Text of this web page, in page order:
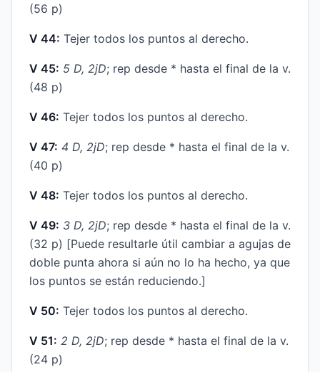
(56 p)
V 44: Tejer todos los puntos al derecho.
V 45: 5 D, 2jD; rep desde * hasta el final de la v.
(48 p)
V 46: Tejer todos los puntos al derecho.
V 47: 4 D, 2jD; rep desde * hasta el final de la v.
(40 p)
V 48: Tejer todos los puntos al derecho.
V 49: 3 D, 2jD; rep desde * hasta el final de la v.
(32 p) [Puede resultarle útil cambiar a agujas de
doble punta ahora si aún no lo ha hecho, ya que
los puntos se están reduciendo.]
V 50: Tejer todos los puntos al derecho.
V 51: 2 D, 2jD; rep desde * hasta el final de la v.
(24 p)